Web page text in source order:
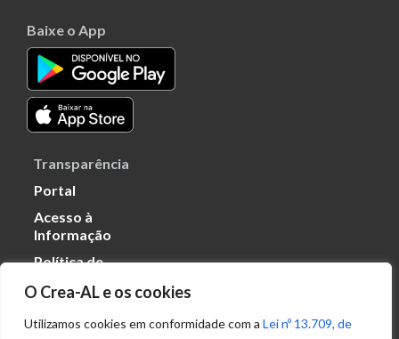
O Crea-AL e os cookies
Utilizamos cookies em conformidade com a Lei nº 13.709, de
Baixe o App
Transparência
Portal
Acesso à
Informação
Política de
Dados